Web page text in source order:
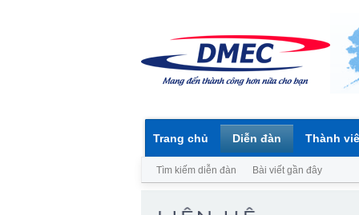
Trang chủ Diễn đàn
Tìm kiếm diễn đàn Bài viết gần đây
Thành